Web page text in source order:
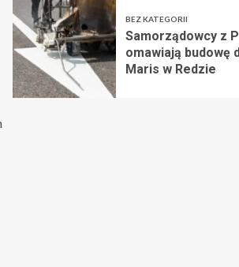
BEZ KATEGORII
Samorządowcy z
omawiają budowę
Maris w Redzie